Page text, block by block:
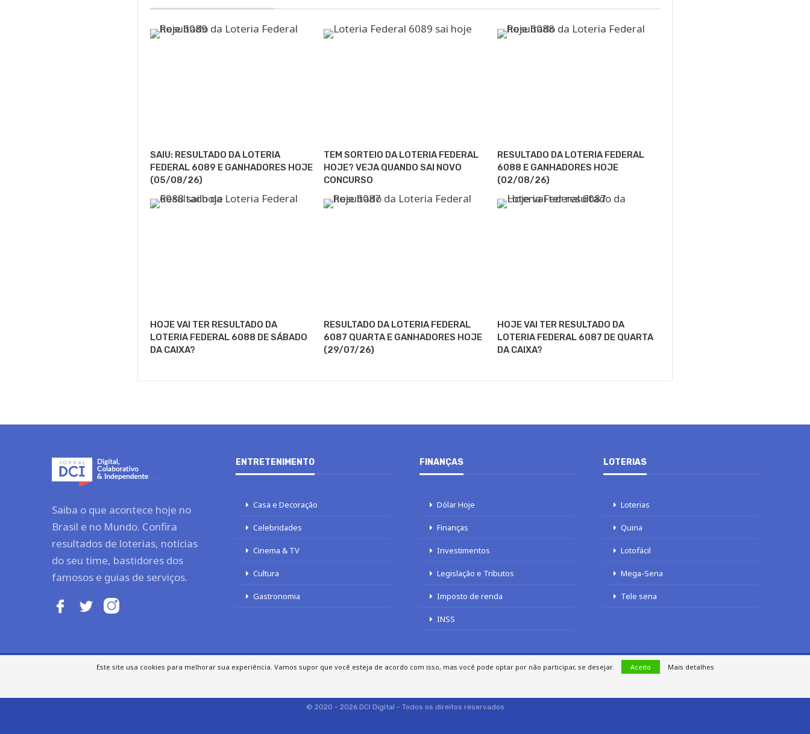
SAIU: RESULTADO DA LOTERIA
FEDERAL 6089 E GANHADORES HOJE
(05/08/26)
TEM SORTEIO DA LOTERIA FEDERAL
HOJE? VEJA QUANDO SAI NOVO
CONCURSO
RESULTADO DA LOTERIA FEDERAL
6088 E GANHADORES HOJE
(02/08/26)
HOJE VAI TER RESULTADO DA
LOTERIA FEDERAL 6088 DE SÁBADO
DA CAIXA?
RESULTADO DA LOTERIA FEDERAL
6087 QUARTA E GANHADORES HOJE
(29/07/26)
HOJE VAI TER RESULTADO DA
LOTERIA FEDERAL 6087 DE QUARTA
DA CAIXA?
Saiba o que acontece hoje no
Brasil e no Mundo. Confira
resultados de loterias, notícias
do seu time, bastidores dos
famosos e guias de serviços.
ENTRETENIMENTO
Casa e Decoração
Celebridades
Cinema & TV
Cultura
Gastronomia
FINANÇAS
Dólar Hoje
Finanças
Investimentos
Legislação e Tributos
Imposto de renda
INSS
LOTERIAS
Loterias
Quina
Lotofácil
Mega-Sena
Tele sena
© 2020 - 2026 DCI Digital - Todos os direitos reservados
Este site usa cookies para melhorar sua experiência. Vamos supor que você esteja de acordo com isso, mas você pode optar por não participar, se desejar. Aceito Mais detalhes